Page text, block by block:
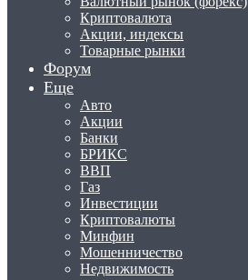
Криптовалюта
Акции, индексы
Товарные рынки
Форум
Еще
Авто
Акции
Банки
БРИКС
ВВП
Газ
Инвестиции
Криптовалюты
Минфин
Мошенничество
Недвижимость